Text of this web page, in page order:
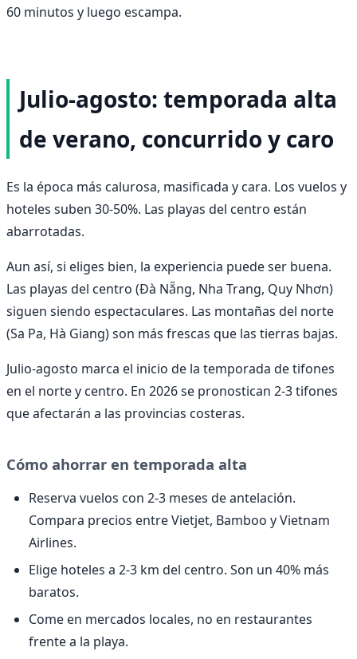
60 minutos y luego escampa.
Julio-agosto: temporada alta
de verano, concurrido y caro
Es la época más calurosa, masificada y cara. Los vuelos y
hoteles suben 30-50%. Las playas del centro están
abarrotadas.
Aun así, si eliges bien, la experiencia puede ser buena.
Las playas del centro (Đà Nẵng, Nha Trang, Quy Nhơn)
siguen siendo espectaculares. Las montañas del norte
(Sa Pa, Hà Giang) son más frescas que las tierras bajas.
Julio-agosto marca el inicio de la temporada de tifones
en el norte y centro. En 2026 se pronostican 2-3 tifones
que afectarán a las provincias costeras.
Cómo ahorrar en temporada alta
Reserva vuelos con 2-3 meses de antelación.
Compara precios entre Vietjet, Bamboo y Vietnam
Airlines.
Elige hoteles a 2-3 km del centro. Son un 40% más
baratos.
Come en mercados locales, no en restaurantes
frente a la playa.